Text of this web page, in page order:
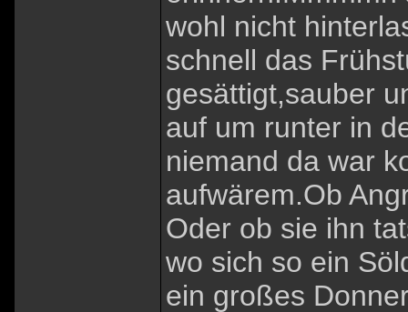
wohl nicht
schnell das
gesättigt,sauber
auf um runter in
niemand da war
aufwärem.Ob
Oder ob sie ihn
wo sich so ein
ein großes